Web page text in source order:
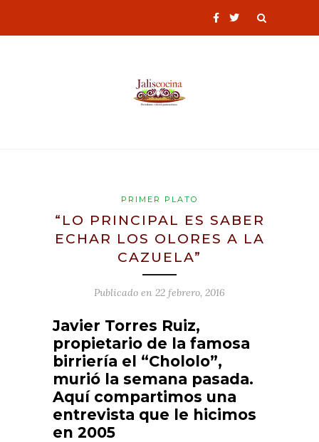
PRIMER PLATO
“LO PRINCIPAL ES SABER
ECHAR LOS OLORES A LA
CAZUELA”
Publicado en 22 febrero, 2016
Javier Torres Ruiz,
propietario de la famosa
birriería el “Chololo”,
murió la semana pasada.
Aquí compartimos una
entrevista que le hicimos
en 2005